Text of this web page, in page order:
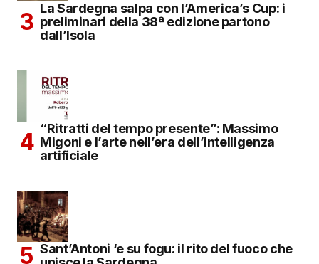
La Sardegna salpa con l’America’s Cup: i
preliminari della 38ª edizione partono
dall’Isola
“Ritratti del tempo presente”: Massimo
Migoni e l’arte nell’era dell’intelligenza
artificiale
Sant’Antoni ‘e su fogu: il rito del fuoco che